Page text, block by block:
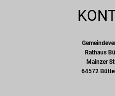
Rathaus
Mainzer
64572